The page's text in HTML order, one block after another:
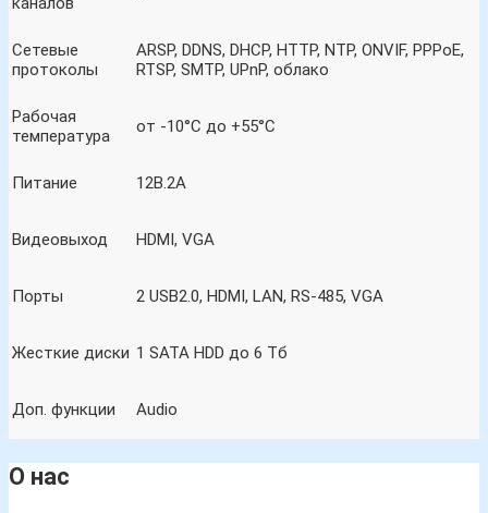
Сетевые
протоколы
ARSP, DDNS, DHCP, HTTP, NTP, ONVIF, PPPoE,
RTSP, SMTP, UPnP, облако
Рабочая
температура
от -10°C до +55°C
Питание 12B.2А
Видеовыход HDMI, VGA
Порты 2 USB2.0, HDMI, LAN, RS-485, VGA
Жесткие диски 1 SATA HDD до 6 Тб
Доп. функции Audio
О нас